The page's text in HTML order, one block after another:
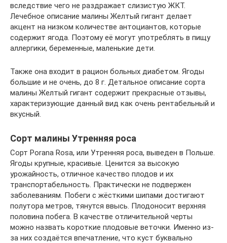
вследствие чего не раздражает слизистую ЖКТ.
Лечебное описание малины Желтый гигант делает
акцент на низком количестве антоциантов, которые
содержит ягода. Поэтому её могут употреблять в пищу
аллергики, беременные, маленькие дети.
Также она входит в рацион больных диабетом. Ягоды
большие и не очень, до 8 г. Детальное описание сорта
малины Желтый гигант содержит прекрасные отзывы,
характеризующие данный вид как очень рентабельный и
вкусный.
Сорт малины Утренняя роса
Сорт Porana Rosa, или Утренняя роса, выведен в Польше.
Ягоды крупные, красивые. Ценится за высокую
урожайность, отличное качество плодов и их
транспортабельность. Практически не подвержен
заболеваниям. Побеги с жёсткими шипами достигают
полутора метров, тянутся ввысь. Плодоносит верхняя
половина побега. В качестве отличительной черты
можно назвать короткие плодовые веточки. Именно из-
за них создаётся впечатление, что куст буквально